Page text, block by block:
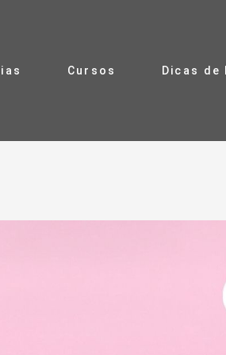
Cursos Dicas de